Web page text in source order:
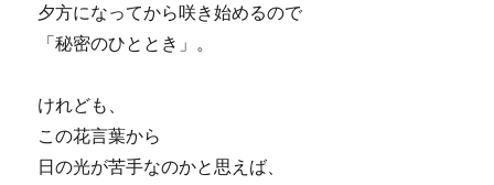
夕方になってから咲き始めるので
「秘密のひととき」。
けれども、
この花言葉から
日の光が苦手なのかと思えば、